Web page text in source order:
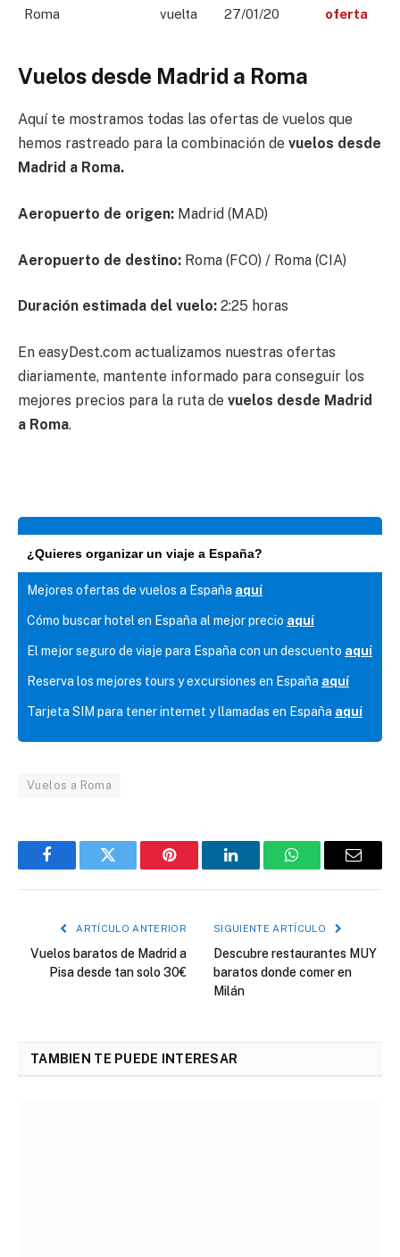
Roma
vuelta
27/01/20
oferta
Vuelos desde Madrid a Roma
Aquí te mostramos todas las ofertas de vuelos que
hemos rastreado para la combinación de vuelos desde
Madrid a Roma.
Aeropuerto de origen: Madrid (MAD)
Aeropuerto de destino: Roma (FCO) / Roma (CIA)
Duración estimada del vuelo: 2:25 horas
En easyDest.com actualizamos nuestras ofertas
diariamente, mantente informado para conseguir los
mejores precios para la ruta de vuelos desde Madrid
a Roma.
¿Quieres organizar un viaje a España?
Mejores ofertas de vuelos a España aquí
Cómo buscar hotel en España al mejor precio aquí
El mejor seguro de viaje para España con un descuento aquí
Reserva los mejores tours y excursiones en España aquí
Tarjeta SIM para tener internet y llamadas en España aquí
Vuelos a Roma
FacebookTwitter Pinterest LinkedInWhatsAppCorreo
ARTÍCULO ANTERIOR
Vuelos baratos de Madrid a
Pisa desde tan solo 30€
SIGUIENTE ARTÍCULO
Descubre restaurantes MUY
baratos donde comer en
Milán
TAMBIEN TE PUEDE INTERESAR